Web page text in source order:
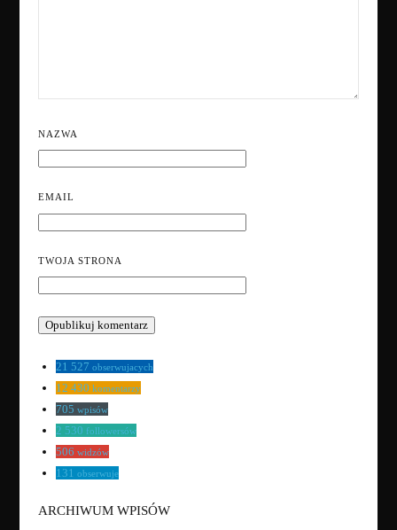
NAZWA
EMAIL
TWOJA STRONA
21 527 obserwujacych
12 430 komentarzy
705 wpisów
2 530 followersów
506 widzów
131 obserwuje
ARCHIWUM WPISÓW